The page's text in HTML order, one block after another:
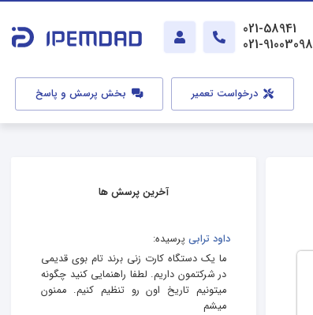
021-58941
021-91003098
درخواست تعمیر بخش پرسش و پاسخ
آخرین پرسش ها
داود ترابی پرسیده:
ما یک دستگاه کارت زنی برند تام بوی قدیمی
در شرکتمون داریم. لطفا راهنمایی کنید چگونه
میتونیم تاریخ اون رو تنظیم کنیم. ممنون
میشم